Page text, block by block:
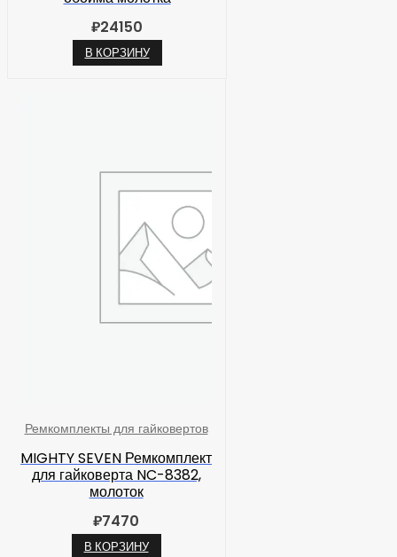
₽24150
В КОРЗИНУ
Ремкомплекты для гайковертов
MIGHTY SEVEN Ремкомплект
для гайковерта NC-8382,
молоток
₽7470
В КОРЗИНУ